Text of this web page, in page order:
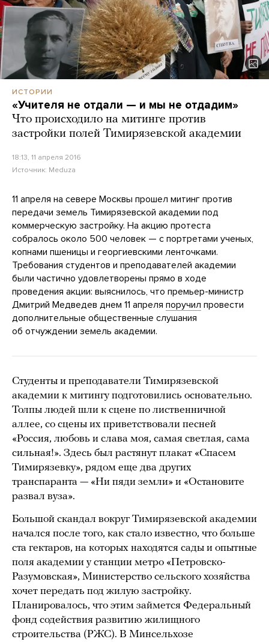
ИСТОРИИ
«Учителя не отдали — и мы не отдадим»
Что происходило на митинге против
застройки полей Тимирязевской академии
18:13, 11 апреля 2016
Источник: Meduza
11 апреля на севере Москвы прошел митинг против
передачи земель Тимирязевской академии под
коммерческую застройку. На акцию протеста
собралось около 500 человек — с портретами ученых,
копнами пшеницы и георгиевскими ленточками.
Требования студентов и преподавателей академии
были частично удовлетворены прямо в ходе
проведения акции: выяснилось, что премьер-министр
Дмитрий Медведев днем 11 апреля поручил провести
дополнительные общественные слушания
об отчуждении земель академии.
Студенты и преподаватели Тимирязевской
академии к митингу подготовились основательно.
Толпы людей шли к сцене по лиственничной
аллее, со сцены их приветствовали песней
«Россия, любовь и слава моя, самая светлая, сама
сильная!». Здесь был растянут плакат «Спасем
Тимирязевку», рядом еще два других
транспаранта — «Ни пяди земли» и «Остановите
развал вуза».
Большой скандал вокруг Тимирязевской академии
начался после того, как стало известно, что больше
ста гектаров, на которых находятся сады и опытные
поля академии у станции метро «Петровско-
Разумовская», Министерство сельского хозяйства
хочет передать под жилую застройку.
Планировалось, что этим займется Федеральный
фонд содействия развитию жилищного
строительства (РЖС). В Минсельхозе